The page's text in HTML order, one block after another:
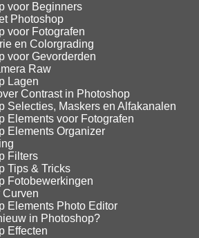
voor Beginners
Photoshop
voor Fotografen
en Colorgrading
voor Gevorderden
Raw
Lagen
Contrast in Photoshop
Selecties, Maskers en Alfakanalen
Elements voor Fotografen
Elements Organizer
Filters
Tips & Tricks
Fotobewerkingen
Curven
Elements Photo Editor
in Photoshop?
Effecten